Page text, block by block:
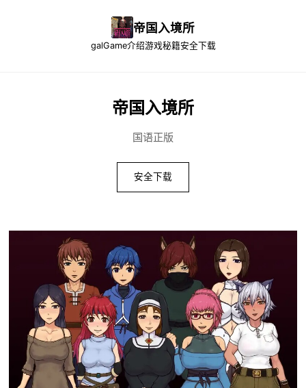
帝国入境所
galGame介绍游戏秘籍安全下载
帝国入境所
国语正版
安全下载